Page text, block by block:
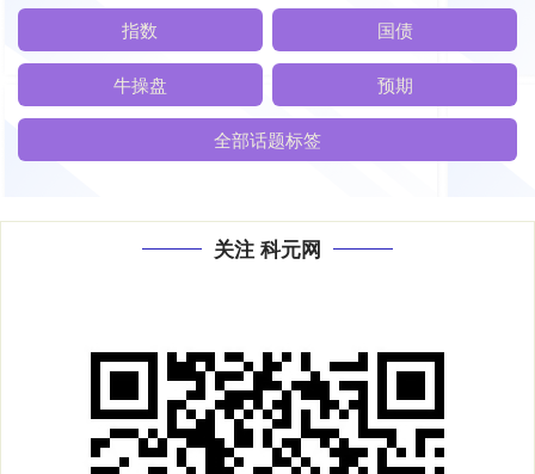
指数 国债
牛操盘 预期
全部话题标签
关注 科元网